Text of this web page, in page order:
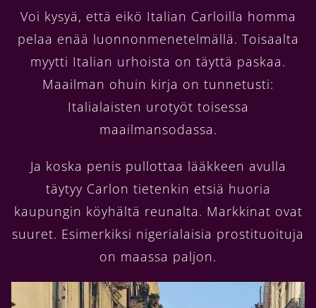
Voi kysyä, että eikö Italian Carloilla homma
pelaa enää luonnonmenetelmällä. Toisaalta
myytti Italian urhoista on täyttä paskaa.
Maailman ohuin kirja on tunnetusti:
Italialaisten urotyöt toisessa
maailmansodassa.
Ja koska penis pullottaa lääkkeen avulla
täytyy Carlon tietenkin etsiä huoria
kaupungin köyhältä reunalta. Markkinat ovat
suuret. Esimerkiksi nigerialaisia prostituoituja
on maassa paljon.